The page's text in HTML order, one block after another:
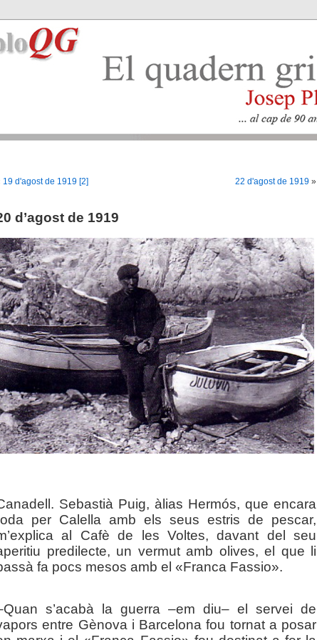
19 d'agost de 1919 [2] 22 d'agost de 1919 »
d’agost de 1919
Sebastià Puig, àlias Hermós, que encara
per Calella amb els seus estris de pescar,
al Cafè de les Voltes, davant del seu
predilecte, un vermut amb olives, el que li
fa pocs mesos amb el «Franca Fassio».
s’acabà la guerra –em diu– el servei de
entre Gènova i Barcelona fou tornat a posar